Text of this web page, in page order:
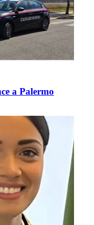
a Palermo